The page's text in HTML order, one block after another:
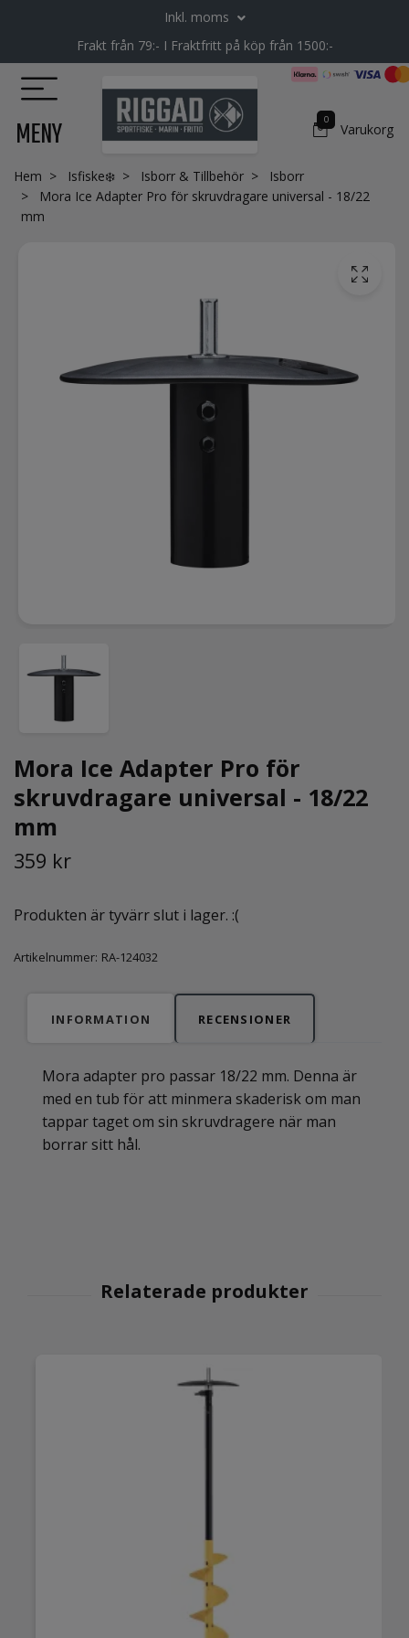
Inkl. moms
Frakt från 79:- I Fraktfritt på köp från 1500:-
MENY 0
Varukorg
Hem Isfiske❄️ Isborr & Tillbehör
Isborr
Mora Ice Adapter Pro för skruvdragare universal - 18/22
mm
Mora Ice Adapter Pro för
skruvdragare universal - 18/22
mm
359 kr
Produkten är tyvärr slut i lager. :(
Artikelnummer: RA-124032
INFORMATION RECENSIONER
Mora adapter pro passar 18/22 mm. Denna är
med en tub för att minmera skaderisk om man
tappar taget om sin skruvdragere när man
borrar sitt hål.